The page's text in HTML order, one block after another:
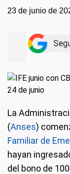
23 de junio de
La
(Anses)
Familiar de
hayan
del bono de